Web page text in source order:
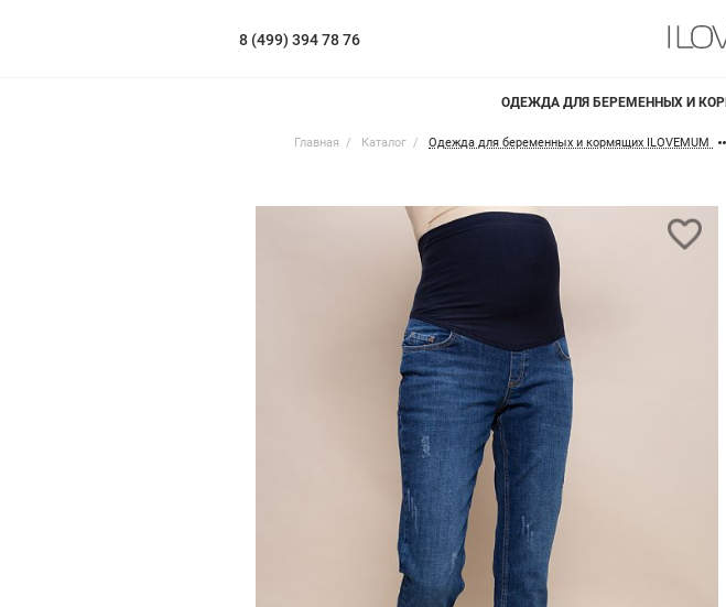
8 (499) 394 78 76
ОДЕЖДА ДЛЯ БЕРЕМЕННЫХ И
Главная Каталог Одежда для беременных и кормящих ILOVEMUM